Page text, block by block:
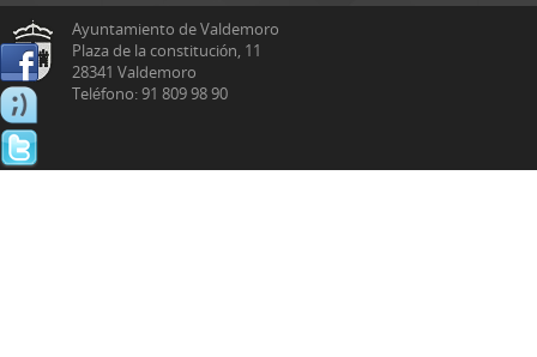
Ayuntamiento de Valdemoro
Plaza de la constitución, 11
28341 Valdemoro
Teléfono: 91 809 98 90